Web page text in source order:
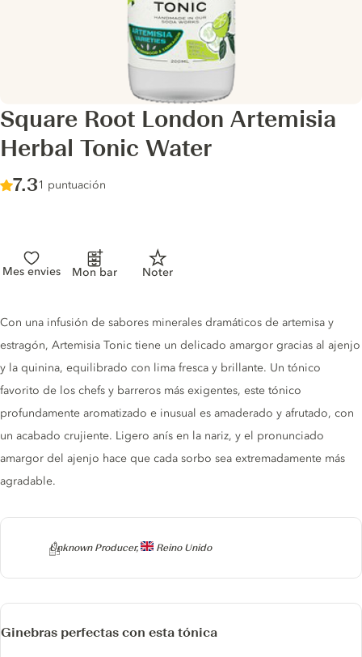
Square Root London Artemisia
Herbal Tonic Water
Score :
7.3/ 10
1 puntuación
Mes envies Mon bar Noter
Producer
Unknown Producer, Reino Unido
Tonic description
Con una infusión de sabores minerales dramáticos de artemisa y
estragón, Artemisia Tonic tiene un delicado amargor gracias al ajenjo
y la quinina, equilibrado con lima fresca y brillante. Un tónico
favorito de los chefs y barreros más exigentes, este tónico
profundamente aromatizado e inusual es amaderado y afrutado, con
un acabado crujiente. Ligero anís en la nariz, y el pronunciado
amargor del ajenjo hace que cada sorbo sea extremadamente más
agradable.
Ginebras perfectas con esta tónica